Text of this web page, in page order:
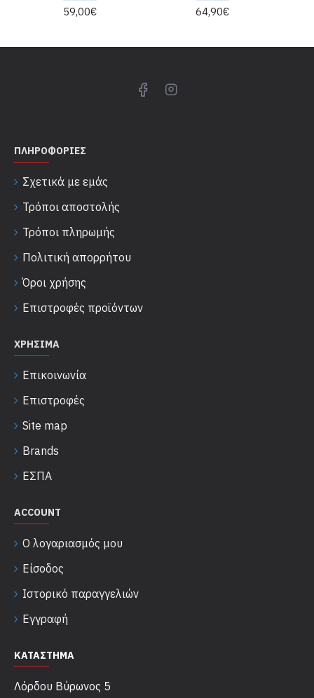
59,00€ 64,90€
ΠΛΗΡΟΦΟΡΊΕΣ
Σχετικά με εμάς
Τρόποι αποστολής
Τρόποι πληρωμής
Πολιτική απορρήτου
Όροι χρήσης
Επιστροφές προϊόντων
ΧΡΉΣΙΜΑ
Επικοινωνία
Επιστροφές
Site map
Brands
ΕΣΠΑ
ACCOUNT
Ο λογαριασμός μου
Είσοδος
Ιστορικό παραγγελιών
Εγγραφή
ΚΑΤΑΣΤΗΜΑ
Λόρδου Βύρωνος 5